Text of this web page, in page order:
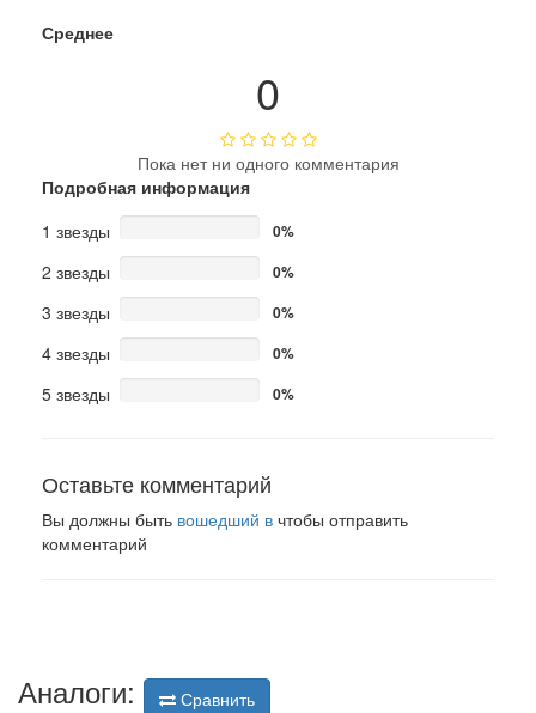
Среднее
0
Пока нет ни одного комментария
Подробная информация
1 звезды
0%
2 звезды 0%
3 звезды 0%
4 звезды 0%
5 звезды 0%
Оставьте комментарий
Вы должны быть вошедший в чтобы отправить
комментарий
Аналоги: Сравнить